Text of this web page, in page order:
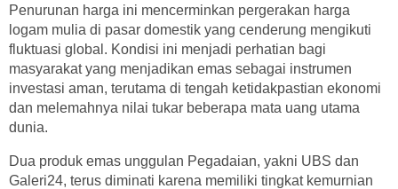
Penurunan harga ini mencerminkan pergerakan harga
logam mulia di pasar domestik yang cenderung mengikuti
fluktuasi global. Kondisi ini menjadi perhatian bagi
masyarakat yang menjadikan emas sebagai instrumen
investasi aman, terutama di tengah ketidakpastian ekonomi
dan melemahnya nilai tukar beberapa mata uang utama
dunia.
Dua produk emas unggulan Pegadaian, yakni UBS dan
Galeri24, terus diminati karena memiliki tingkat kemurnian